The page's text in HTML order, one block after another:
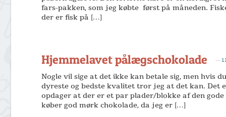
fars-pakken, som jeg købte først på måneden.
der er fisk på […]
Hjemmelavet pålægschokolade —
Nogle vil sige at det ikke kan betale sig, men hvis
dyreste og bedste kvalitet tror jeg at det kan. Det
opdager at der er et par plader/blokke af den
køber god mørk chokolade, da jeg er […]